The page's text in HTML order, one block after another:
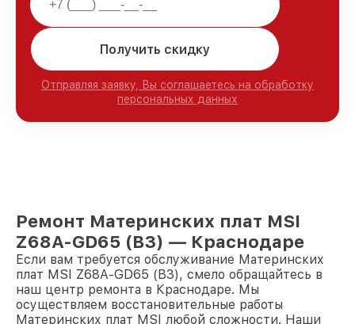
Получить скидку
Отправляя заявку, Вы соглашаетесь на обработку
персональных данных
Ремонт Материнских плат MSI
Z68A-GD65 (B3) — Краснодаре
Если вам требуется обслуживание Материнских
плат MSI Z68A-GD65 (B3), смело обращайтесь в
наш центр ремонта в Краснодаре. Мы
осуществляем восстановительные работы
Материнских плат MSI любой сложности. Наши